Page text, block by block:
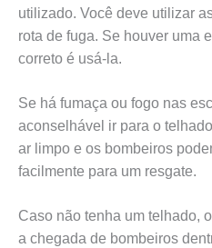
utilizado. Você deve utilizar
rota de fuga. Se houver uma
correto é usá-la.
Se há fumaça ou fogo nas
aconselhável ir para o
ar limpo e os bombeiros
facilmente para um resgate.
Caso não tenha um telhado,
a chegada de bombeiros